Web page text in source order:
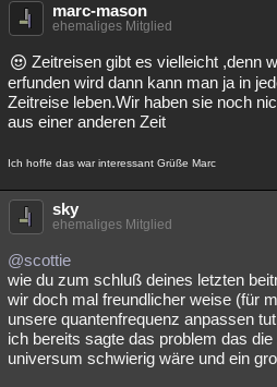
marc-mason
ehemaliges Mitglied
Zeitreisen gibt es vielleicht ,denn
erfunden wird dann kann man ja in
Zeitreise leben.Wir haben sie noch
aus einer anderen Zeit
Ich hoffe das war interessant Grüße Marc
sky
ehemaliges Mitglied
@scottie
wie du zum schluß deines letzten
wir doch mal freundlicher weise (für
unsere quantenfrequenz anpassen
ich bereits sagte das problem das
universum schwierig wäre und ein